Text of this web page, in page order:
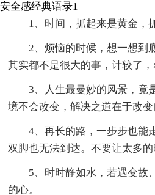
安全感经典语录1
1、时间，抓起来是黄金，
2、烦恼的时候，想一想到
其实都不是很大的事，计较了，
3、人生最曼妙的风景，竟
境不会改变，解决之道在于改变
4、再长的路，一步步也能
双脚也无法到达。不要让太多的
5、时时静如水，若遇变故
的心。